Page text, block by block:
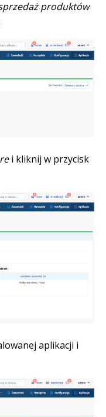
produktów
i kliknij w przycisk
aplikacji i